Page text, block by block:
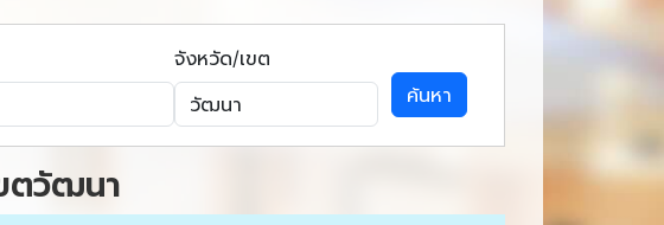
จังหวัด/เขต
ค้นหา
ตวัฒนา